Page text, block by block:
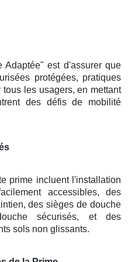
Adaptée" est d'assurer que
protégées, pratiques
les usagers, en mettant
des défis de mobilité
prime incluent l'installation
accessibles, des
des sièges de douche
sécurisés, et des
sols non glissants.